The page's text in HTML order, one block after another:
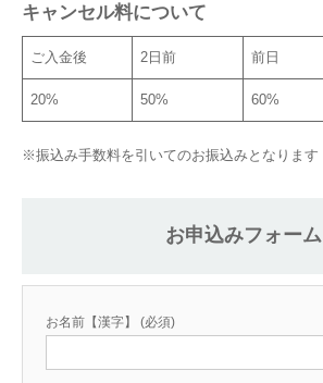
キャンセル料について
ご入金後 2日前 前日
20% 50% 60%
※振込み手数料を引いてのお振込みとなります
お申込みフォーム
お名前【漢字】 (必須)